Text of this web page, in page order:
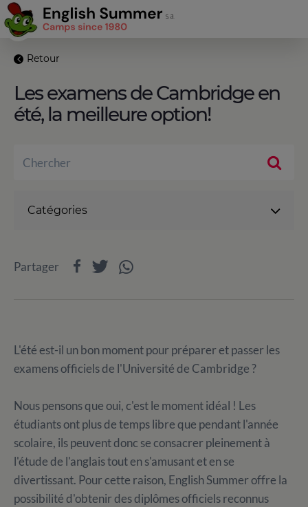
Retour
Les examens de Cambridge en
été, la meilleure option!
L'été est-il un bon moment pour préparer et passer les
examens officiels de l'Université de Cambridge ?
Nous pensons que oui, c'est le moment idéal ! Les
étudiants ont plus de temps libre que pendant l'année
scolaire, ils peuvent donc se consacrer pleinement à
l'étude de l'anglais tout en s'amusant et en se
divertissant. Pour cette raison, English Summer offre la
possibilité d'obtenir des diplômes officiels reconnus
Catégories
Partager